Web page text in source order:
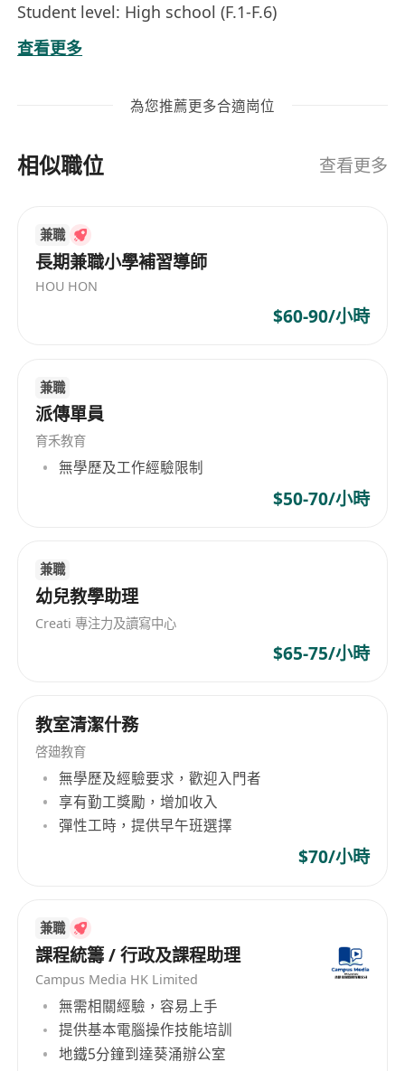
Student level: High school (F.1-F.6)
Course: GCSE, ALEVEL, AP, SAT or IB
Teaching Subjects:
y/Economics/Business
course
Conducting tutorials on 1x1 or very small group
basis.
Provide feedback to parents on students’
Bachelor's degree or above with good academic
background. Professors and existing teachers
are welcome.
Preferred with teaching experience.
Possess knowledge and competence on the
patience.
Competent in Cantonese and English
查看更多
為您推薦更多合適崗位
相似職位 查看更多
兼職
長期兼職小學補習導師
HOU HON
$60-90/小時
兼職
派傳單員
育禾教育
無學歷及工作經驗限制
$50-70/小時
兼職
幼兒教學助理
Creati 專注力及讀寫中心
$65-75/小時
教室清潔什務
啓廸教育
無學歷及經驗要求，歡迎入門者
享有勤工獎勵，增加收入
彈性工時，提供早午班選擇
$70/小時
兼職
課程統籌 / 行政及課程助理
Campus Media HK Limited
無需相關經驗，容易上手
提供基本電腦操作技能培訓
地鐵5分鐘到達葵涌辦公室